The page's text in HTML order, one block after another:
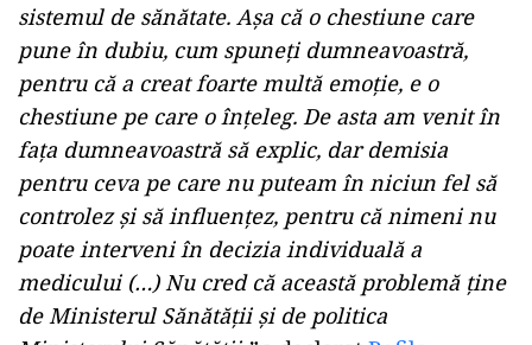
sistemul de sănătate. Așa că o chestiune care
pune în dubiu, cum spuneți dumneavoastră,
pentru că a creat foarte multă emoție, e o
chestiune pe care o înțeleg. De asta am venit în
fața dumneavoastră să explic, dar demisia
pentru ceva pe care nu puteam în niciun fel să
controlez și să influențez, pentru că nimeni nu
poate interveni în decizia individuală a
medicului (…) Nu cred că această problemă ține
de Ministerul Sănătății și de politica